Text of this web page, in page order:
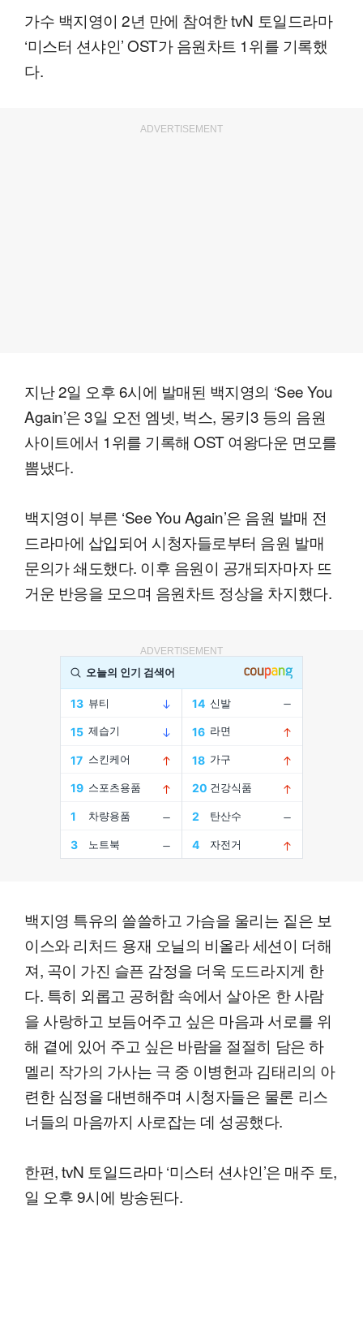
가수 백지영이 2년 만에 참여한 tvN 토일드라마
‘미스터 션샤인’ OST가 음원차트 1위를 기록했
다.
ADVERTISEMENT
지난 2일 오후 6시에 발매된 백지영의 ‘See You
Again’은 3일 오전 엠넷, 벅스, 몽키3 등의 음원
사이트에서 1위를 기록해 OST 여왕다운 면모를
뽐냈다.
백지영이 부른 ‘See You Again’은 음원 발매 전
드라마에 삽입되어 시청자들로부터 음원 발매
문의가 쇄도했다. 이후 음원이 공개되자마자 뜨
거운 반응을 모으며 음원차트 정상을 차지했다.
ADVERTISEMENT
백지영 특유의 쓸쓸하고 가슴을 울리는 짙은 보
이스와 리처드 용재 오닐의 비올라 세션이 더해
져, 곡이 가진 슬픈 감정을 더욱 도드라지게 한
다. 특히 외롭고 공허함 속에서 살아온 한 사람
을 사랑하고 보듬어주고 싶은 마음과 서로를 위
해 곁에 있어 주고 싶은 바람을 절절히 담은 하
멜리 작가의 가사는 극 중 이병헌과 김태리의 아
련한 심정을 대변해주며 시청자들은 물론 리스
너들의 마음까지 사로잡는 데 성공했다.
한편, tvN 토일드라마 ‘미스터 션샤인’은 매주 토,
일 오후 9시에 방송된다.